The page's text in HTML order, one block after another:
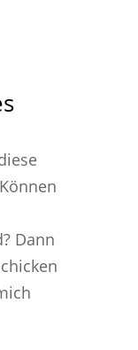
Dann